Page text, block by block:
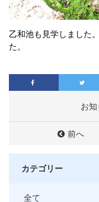
乙和池も見学しました
た。
お
前へ
カテゴリー
全て